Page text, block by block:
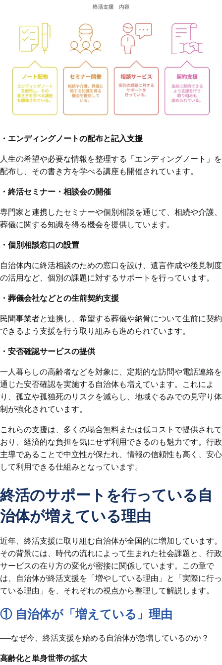
・エンディングノートの配布と記入支援
人生の希望や必要な情報を整理する「エンディングノート」を
配布し、その書き方を学べる講座も開催されています。
・終活セミナー・相談会の開催
専門家と連携したセミナーや個別相談を通じて、相続や介護、
葬儀に関する知識を得る機会を提供しています。
・個別相談窓口の設置
自治体内に終活相談のための窓口を設け、遺言作成や後見制度
の活用など、個別の課題に対するサポートを行っています。
・葬儀会社などとの生前契約支援
民間事業者と連携し、希望する葬儀や納骨について生前に契約
できるよう支援を行う取り組みも進められています。
・安否確認サービスの提供
一人暮らしの高齢者などを対象に、定期的な訪問や電話連絡を
通じた安否確認を実施する自治体も増えています。これによ
り、孤立や孤独死のリスクを減らし、地域ぐるみでの見守り体
制が強化されています。
これらの支援は、多くの場合無料または低コストで提供されて
おり、経済的な負担を気にせず利用できるのも魅力です。行政
主導であることで中立性が保たれ、情報の信頼性も高く、安心
して利用できる仕組みとなっています。
終活のサポートを行っている自
治体が増えている理由
近年、終活支援に取り組む自治体が全国的に増加しています。
その背景には、時代の流れによって生まれた社会課題と、行政
サービスの在り方の変化が密接に関係しています。この章で
は、自治体が終活支援を「増やしている理由」と「実際に行っ
ている理由」を、それぞれの視点から整理して解説します。
① 自治体が「増えている」理由
──なぜ今、終活支援を始める自治体が急増しているのか？
高齢化と単身世帯の拡大